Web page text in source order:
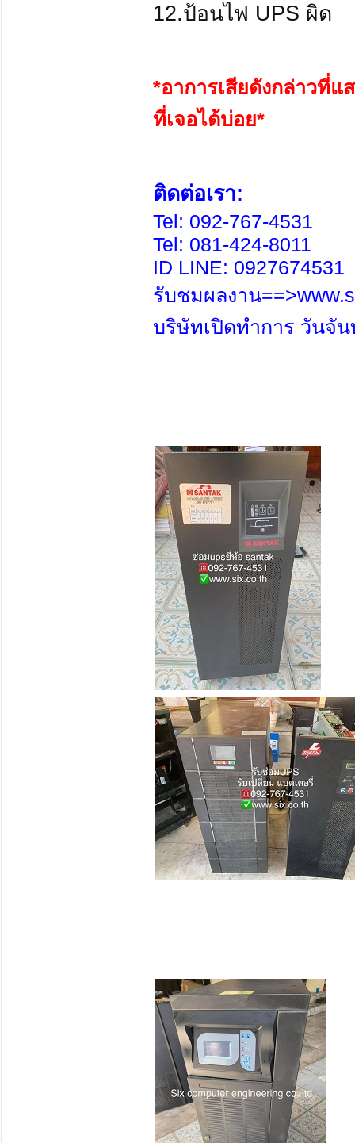
12.ป้อนไฟ UPS ผิด
*อาการเสียดังกล่าวที่แ
ที่เจอได้บ่อย*
ติดต่อเรา:
Tel: 092-767-4531
Tel: 081-424-8011
ID LINE: 0927674531
รับชมผลงาน
บริษัทเปิดทำการ วันจัน